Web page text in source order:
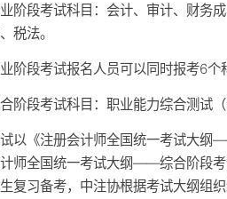
阶段考试科目：会计、审计、财务
税法。
阶段考试报名人员可以同时报考6个
阶段考试科目：职业能力综合测试（
以《注册会计师全国统一考试大
师全国统一考试大纲——综合阶段
复习备考，中注协根据考试大纲组